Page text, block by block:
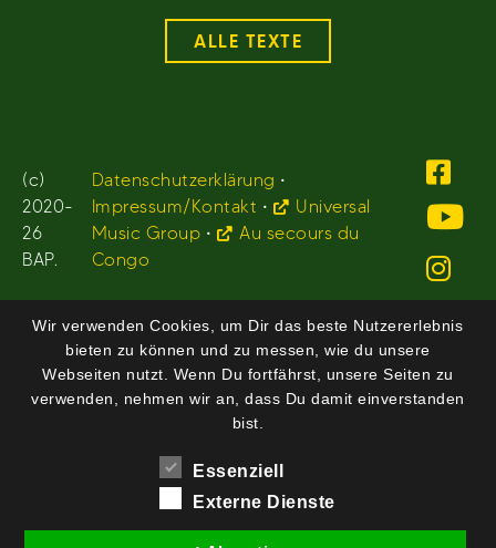
ALLE TEXTE
(c)
2020-
26
BAP.
Datenschutzerklärung •
Impressum/Kontakt •
Universal
Music Group •
Au secours du
Congo
Wir verwenden Cookies, um Dir das beste Nutzererlebnis
bieten zu können und zu messen, wie du unsere
Webseiten nutzt. Wenn Du fortfährst, unsere Seiten zu
verwenden, nehmen wir an, dass Du damit einverstanden
bist.
Essenziell
Externe Dienste